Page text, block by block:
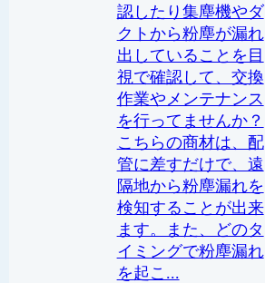
認したり集塵機やダ
クトから粉塵が漏れ
出していることを目
視で確認して、交換
作業やメンテナンス
を行ってませんか？
こちらの商材は、配
管に差すだけで、遠
隔地から粉塵漏れを
検知することが出来
ます。また、どのタ
イミングで粉塵漏れ
を起こ...